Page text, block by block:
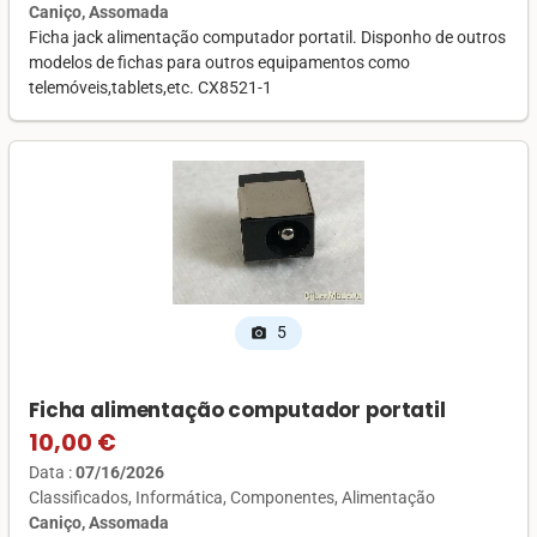
Caniço, Assomada
Ficha jack alimentação computador portatil. Disponho de outros
modelos de fichas para outros equipamentos como
telemóveis,tablets,etc. CX8521-1
photo_camera 5
Ficha alimentação computador portatil
10,00 €
Data :07/16/2026
Classificados Informática Componentes Alimentação
Caniço, Assomada